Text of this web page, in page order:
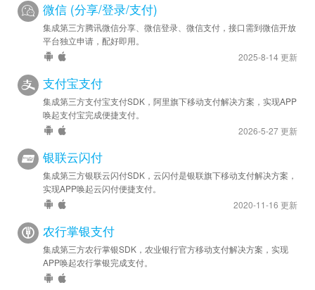
微信 (分享/登录/支付)
集成第三方腾讯微信分享、微信登录、微信支付，接口需到微信开放
平台独立申请，配好即用。
2025-8-14 更新
支付宝支付
集成第三方支付宝支付SDK，阿里旗下移动支付解决方案，实现APP
唤起支付宝完成便捷支付。
2026-5-27 更新
银联云闪付
集成第三方银联云闪付SDK，云闪付是银联旗下移动支付解决方案，
实现APP唤起云闪付便捷支付。
2020-11-16 更新
农行掌银支付
集成第三方农行掌银SDK，农业银行官方移动支付解决方案，实现
APP唤起农行掌银完成支付。